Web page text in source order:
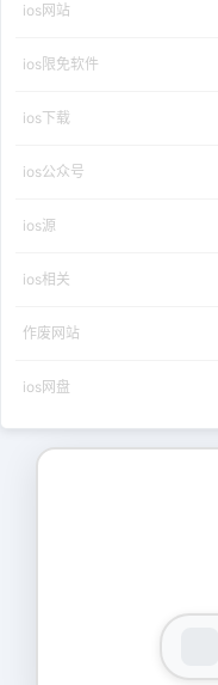
ios网站
ios限免软件
ios下载
ios公众号
ios源
ios相关
作废网站
ios网盘